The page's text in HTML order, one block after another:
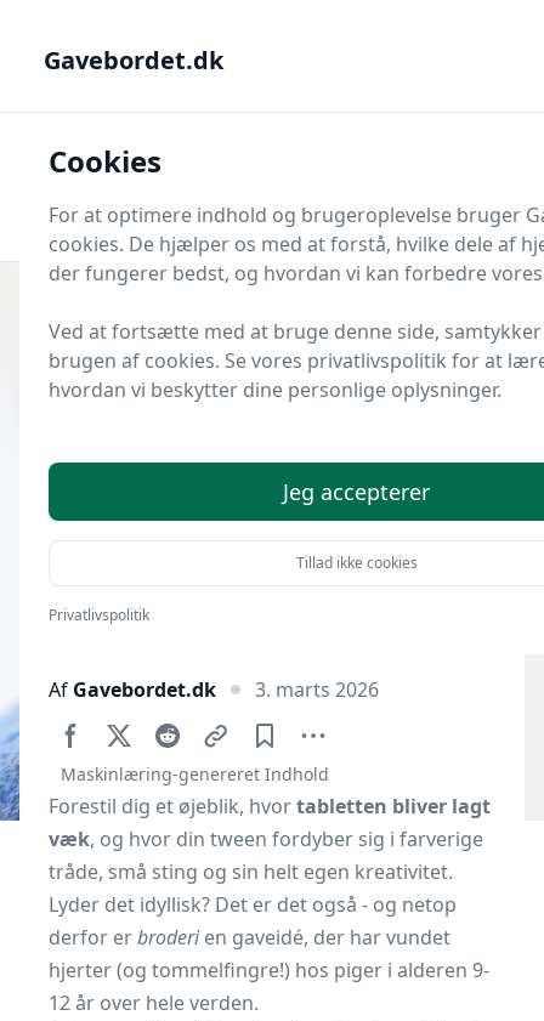
Søg
Udgivet iGaveideer til Piger
Af Gavebordet.dk 3. marts 2026
Maskinlæring-genereret Indhold
Forestil dig et øjeblik, hvortabletten bliver lagt
væk, og hvor din tween fordyber sig i farverige
tråde, små sting og sin helt egen kreativitet.
Lyder det idyllisk? Det er det også - og netop
derfor erbroderien gaveidé, der har vundet
hjerter (og tommelfingre!) hos piger i alderen 9-
12 år over hele verden.
Gavebordet.dk
Cookies
For at optimere indhold og brugeroplevelse bruger
cookies. De hjælper os med at forstå, hvilke dele af
der fungerer bedst, og hvordan vi kan forbedre
Ved at fortsætte med at bruge denne side,
brugen af cookies. Se vores privatlivspolitik for at
hvordan vi beskytter dine personlige oplysninger.
Jeg accepterer
Tillad ikke cookies
Privatlivspolitik